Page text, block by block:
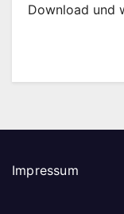
Download und
Impressum